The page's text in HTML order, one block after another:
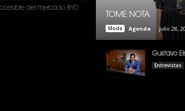
del mercado BYD
TOME NOTA
Moda Agenda - julio 28,
Gustavo
Entrevistas